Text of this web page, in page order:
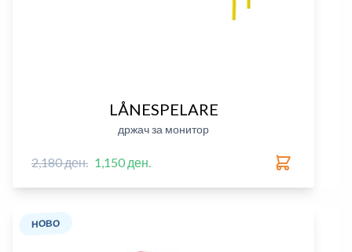
LÅNESPELARE
држач за монитор
2,180 ден. 1,150 ден.
НОВО